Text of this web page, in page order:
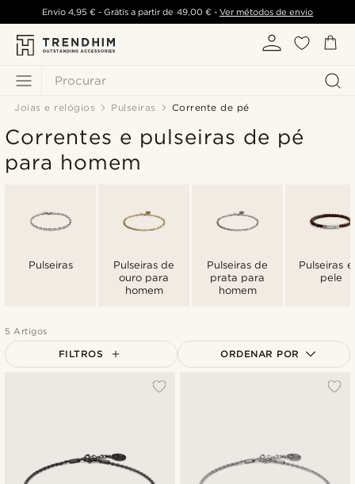
Procurar
Envio 4,95 €- Grátis a partir de 49,00 €- Ver métodos de envio
Joias e relógios Pulseiras Corrente de pé
Correntes e pulseiras de pé
para homem
Pulseiras
Pulseiras de
ouro para
homem
Pulseiras de
prata para
homem
Pulseiras
pele
5 Artigos
FILTROS ORDENAR POR
Preço mais alto